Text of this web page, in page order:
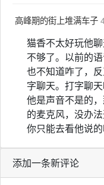
高峰期的街上堆满车子
猫香不太好玩他
不够了。以前的
也不知道咋了，
字聊天。打字聊
他是声音不是的
的麦克风，没办
你只能去看他说的
添加一条新评论